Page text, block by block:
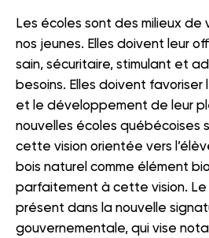
Les écoles sont des milieux de
nos jeunes. Elles doivent leur
sain, sécuritaire, stimulant et
besoins. Elles doivent
et le développement de leur
nouvelles écoles québécoises
cette vision orientée vers
bois naturel comme élément
parfaitement à cette vision.
présent dans la nouvelle
gouvernementale, qui vise